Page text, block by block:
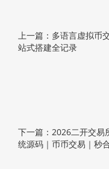
上一篇：多语言虚拟币
站式搭建全记录
下一篇：2026二开交易
统源码｜币币交易｜秒